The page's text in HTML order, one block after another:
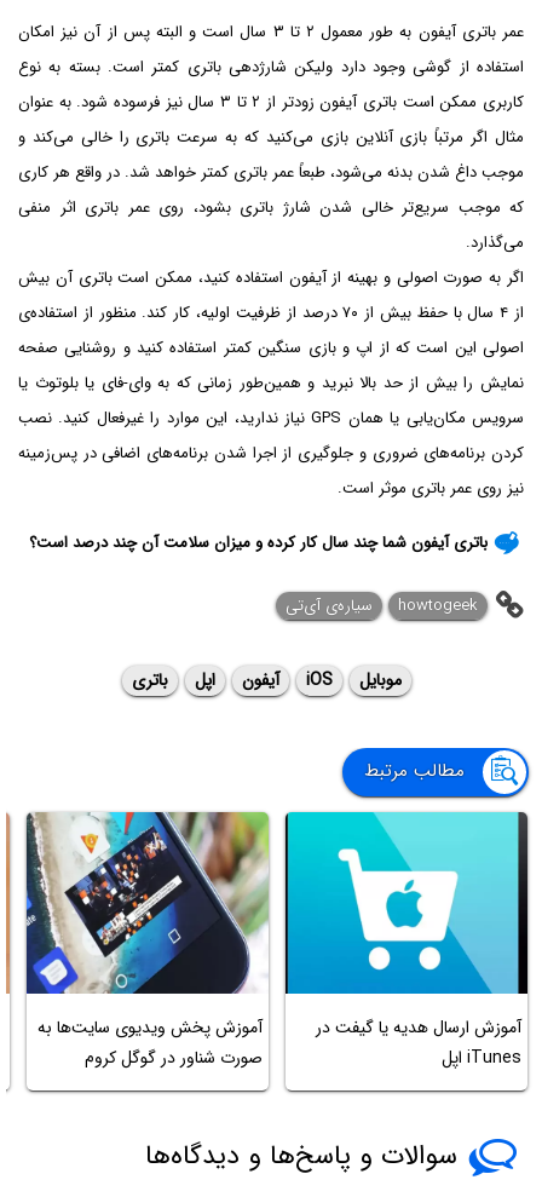
عمر باتری آیفون به طور معمول ۲ تا ۳ سال است و البته پس از آن نیز امکان
استفاده از گوشی وجود دارد ولیکن شارژدهی باتری کمتر است. بسته به نوع
کاربری ممکن است باتری آیفون زودتر از ۲ تا ۳ سال نیز فرسوده شود. به عنوان
مثال اگر مرتباً بازی آنلاین بازی می‌کنید که به سرعت باتری را خالی می‌کند و
موجب داغ شدن بدنه می‌شود، طبعاً عمر باتری کمتر خواهد شد. در واقع هر کاری
که موجب سریع‌تر خالی شدن شارژ باتری بشود، روی عمر باتری اثر منفی
می‌گذارد.
اگر به صورت اصولی و بهینه از آیفون استفاده کنید، ممکن است باتری آن بیش
از ۴ سال با حفظ بیش از ۷۰ درصد از ظرفیت اولیه، کار کند. منظور از استفاده‌ی
اصولی این است که از اپ و بازی سنگین کمتر استفاده کنید و روشنایی صفحه
نمایش را بیش از حد بالا نبرید و همین‌طور زمانی که به وای-فای یا بلوتوث یا
سرویس مکان‌یابی یا همان GPS نیاز ندارید، این موارد را غیرفعال کنید. نصب
کردن برنامه‌های ضروری و جلوگیری از اجرا شدن برنامه‌های اضافی در پس‌زمینه
نیز روی عمر باتری موثر است.
باتری آیفون شما چند سال کار کرده و میزان سلامت آن چند درصد است؟
howtogeek سیاره‌ی آی‌تی
موبایل iOS آیفون اپل باتری
مطالب مرتبط
آموزش ارسال هدیه یا گیفت در
iTunes اپل
آموزش پخش ویدیوی سایت‌ها به
صورت شناور در گوگل کروم
سوالات و پاسخ‌ها و دیدگاه‌ها